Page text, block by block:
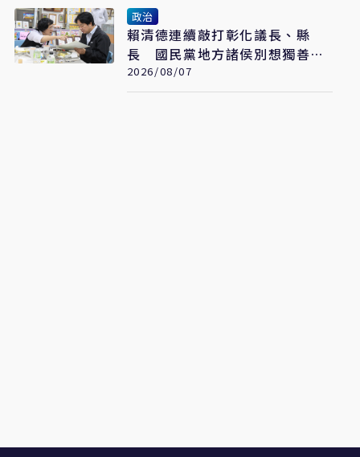
政治
賴清德連續敲打彰化議長、縣
長 國民黨地方諸侯別想獨善其
身
2026/08/07